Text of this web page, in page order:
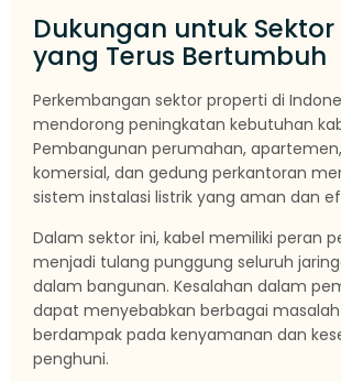
Dukungan untuk
yang Terus Bertumbuh
Perkembangan sektor properti di
mendorong peningkatan kebutuhan
Pembangunan perumahan,
komersial, dan gedung perkantoran
sistem instalasi listrik yang aman dan
Dalam sektor ini, kabel memiliki peran
menjadi tulang punggung seluruh
dalam bangunan. Kesalahan dalam
dapat menyebabkan berbagai
berdampak pada kenyamanan dan
penghuni.